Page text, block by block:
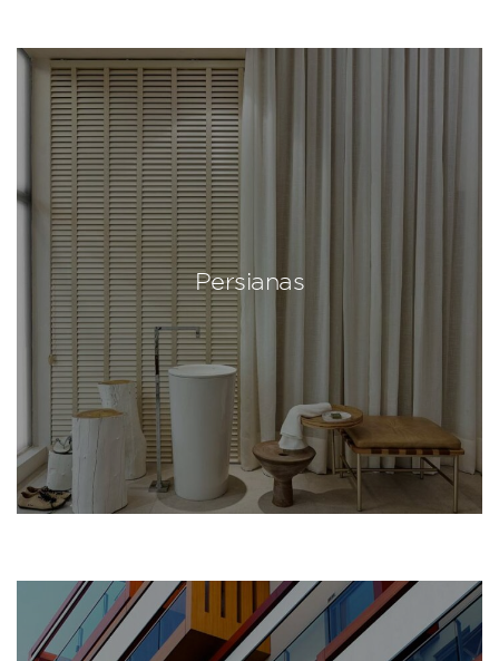
Persianas